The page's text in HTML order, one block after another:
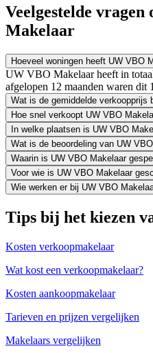
Veelgestelde
Makelaar
Hoeveel woningen heeft UW VBO
UW VBO Makelaar heeft in
afgelopen 12 maanden waren dit
Wat is de gemiddelde verkoopprijs
Hoe snel verkoopt UW VBO
In welke plaatsen is UW VBO
Wat is de beoordeling van UW
Waarin is UW VBO Makelaar
Voor wie is UW VBO Makelaar
Wie werken er bij UW VBO
Tips bij het kiezen
Kosten verkoopmakelaar
Wat kost een verkoopmakelaar?
Kosten aankoopmakelaar
Tarieven en prijzen vergelijken
Makelaars vergelijken